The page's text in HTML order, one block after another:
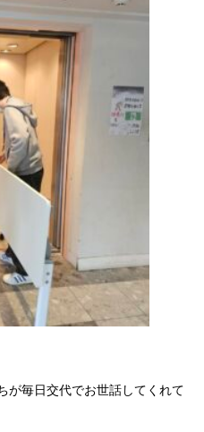
が毎日交代でお世話してくれて